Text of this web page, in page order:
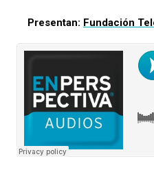
Presentan: Fundación